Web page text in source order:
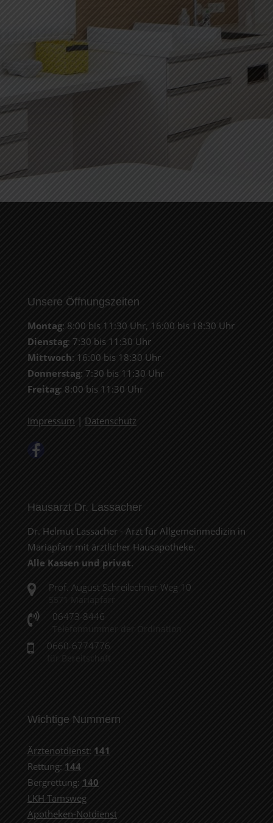
Unsere Öffnungszeiten
Montag: 8:00 bis 11:30 Uhr, 16:00 bis 18:30 Uhr
Dienstag: 7:30 bis 11:30 Uhr
Mittwoch: 16:00 bis 18:30 Uhr
Donnerstag: 7:30 bis 11:30 Uhr
Freitag: 8:00 bis 11:30 Uhr
Impressum | Datenschutz
Hausarzt Dr. Lassacher
Dr. Helmut Lassacher - Arzt für Allgemeinmedizin in
Mariapfarr mit ärztlicher Hausapotheke.
Alle Kassen und privat.
Prof. August Schreilechner Weg 10
5571 Mariapfarr
06473-8446
Telefonnummer der Ordination
0660-6774776
für Bereitschaft
Wichtige Nummern
Ärztenotdienst: 141
Rettung: 144
Bergrettung: 140
LKH Tamsweg
Apotheken-Notdienst